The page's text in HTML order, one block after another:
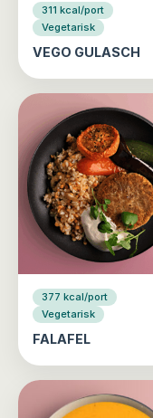
311 kcal/port
Vegetarisk
VEGO GULASCH
377 kcal/port
Vegetarisk
FALAFEL